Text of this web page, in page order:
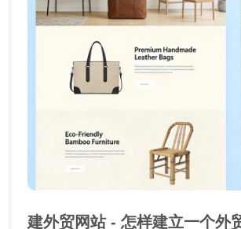
建外贸网站 - 怎样建立一个外